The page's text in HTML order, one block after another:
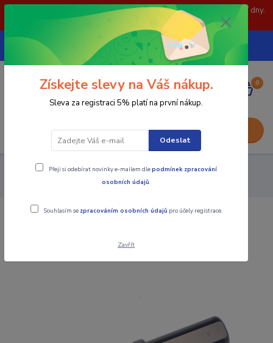
POZOR: 31.7 , 3.8 a 5.8- zavřeno. objednávky odešleme následující dny.
Děkujeme za pochopení.
CZK
739252246
(Po-Pá, 8-15 hod.)
0
0,00 Kč
Nástroje - Kovoobrábění Vrtání
Plátkové vrtáky
Získejte slevy na Váš nákup.
Sleva za registraci 5% platí na první nákup.
Odeslat
Přeji si odebírat novinky e-mailem dlepodmínek zpracování
osobních údajů.
Souhlasím se zpracováním osobních údajů pro účely registrace.
Zavřít